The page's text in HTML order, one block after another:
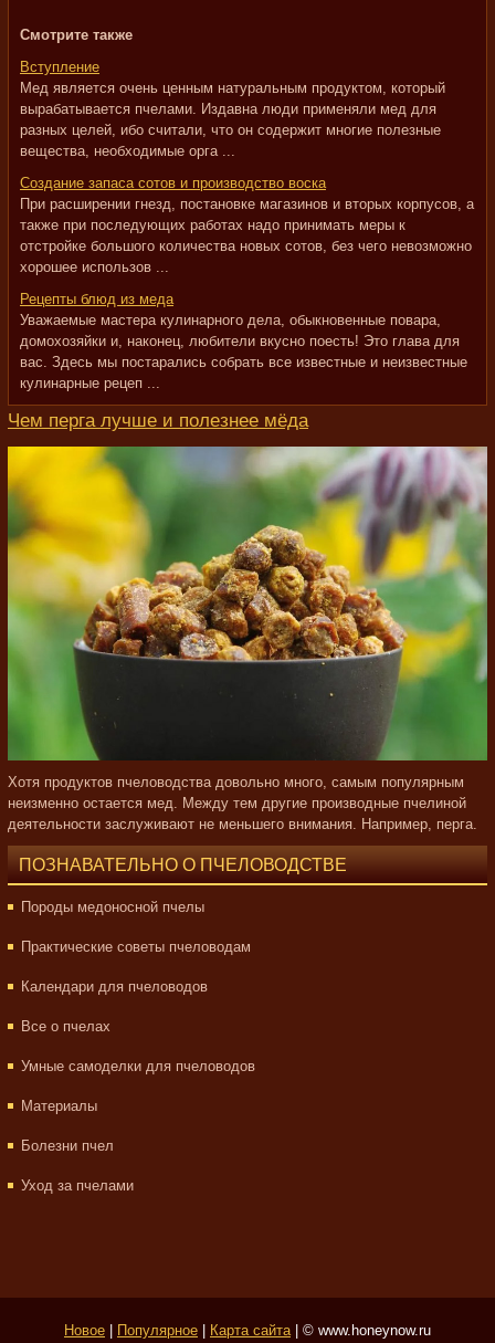
Смотрите также
Вступление
Мед является очень ценным натуральным продуктом, который
вырабатывается пчелами. Издавна люди применяли мед для
разных целей, ибо считали, что он содержит многие полезные
вещества, необходимые орга ...
Создание запаса сотов и производство воска
При расширении гнезд, постановке магазинов и вторых корпусов, а
также при последующих работах надо принимать меры к
отстройке большого количества новых сотов, без чего невозможно
хорошее использов ...
Рецепты блюд из меда
Уважаемые мастера кулинарного дела, обыкновенные повара,
домохозяйки и, наконец, любители вкусно поесть! Это глава для
вас. Здесь мы постарались собрать все известные и неизвестные
кулинарные рецеп ...
Чем перга лучше и полезнее мёда
Хотя продуктов пчеловодства довольно много, самым популярным
неизменно остается мед. Между тем другие производные пчелиной
деятельности заслуживают не меньшего внимания. Например, перга.
ПОЗНАВАТЕЛЬНО О ПЧЕЛОВОДСТВЕ
Породы медоносной пчелы
Практические советы пчеловодам
Календари для пчеловодов
Все о пчелах
Умные самоделки для пчеловодов
Материалы
Болезни пчел
Уход за пчелами
Новое Популярное Карта сайта| © www.honeynow.ru